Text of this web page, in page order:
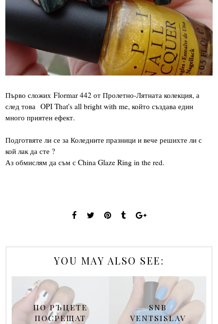
Първо сложих Flormar 442 от Пролетно-Лятната колекция, а
след това OPI That's all bright with me, който създава един
много приятен ефект.
Подготвяте ли се за Коледните празници и вече решихте ли с
кой лак да сте ?
Аз обмислям да съм с China Glaze Ring in the red.
YOU MAY ALSO SEE:
ПО РЪЦЕТЕ
ПОСРЕЩАТ
SNB
VENTSISLAV